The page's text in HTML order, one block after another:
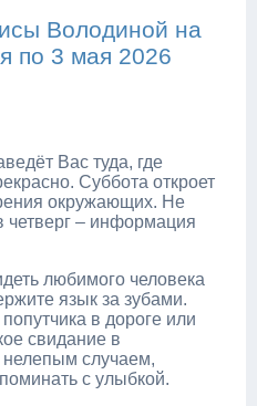
Володиной на
по 3 мая 2026
Вас туда, где
Суббота откроет
окружающих. Не
четверг – информация
любимого человека
язык за зубами.
в дороге или
свидание в
нелепым случаем,
с улыбкой.